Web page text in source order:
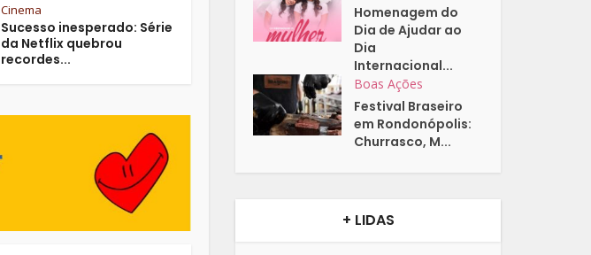
Cinema
Sucesso inesperado: Série
da Netflix quebrou
recordes...
Homenagem do
Dia de Ajudar ao
Dia
Internacional...
Boas Ações
Festival Braseiro
em Rondonópolis:
Churrasco, M...
+ LIDAS